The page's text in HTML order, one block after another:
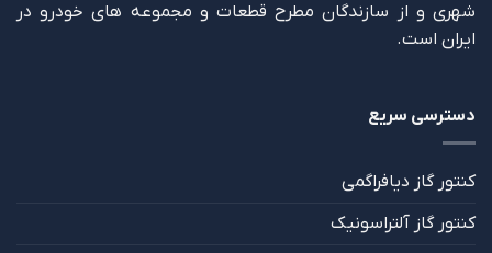
شهری و از سازندگان مطرح قطعات و مجموعه های خودرو در
ایران است.
دسترسی سریع
کنتور گاز دیافراگمی
کنتور گاز آلتراسونیک